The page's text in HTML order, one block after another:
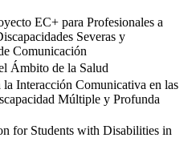
EC+ para Profesionales a
Severas y
Comunicación
Ámbito de la Salud
la Interacción Comunicativa en las
Múltiple y Profunda
for Students with Disabilities in